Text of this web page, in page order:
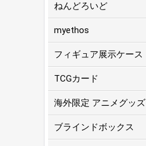
ねんどろいど
myethos
フィギュア展示ケース
TCGカード
海外限定 アニメグッズ
ブラインドボックス